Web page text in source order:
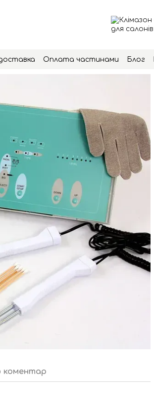
Оплата частинами Блог
коментар